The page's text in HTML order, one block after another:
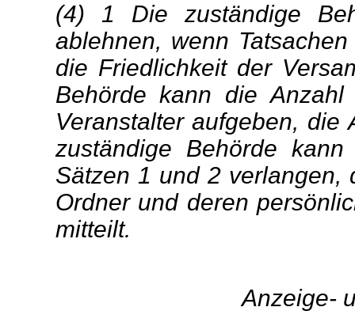
(4) 1 Die zuständige
ablehnen, wenn
die Friedlichkeit der
Behörde kann die
Veranstalter aufgeben,
zuständige Behörde
Sätzen 1 und 2 verlangen,
Ordner und deren
mitteilt.
Anzeige-